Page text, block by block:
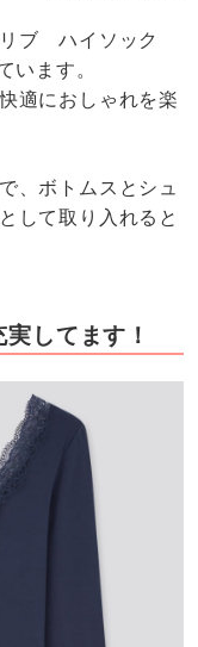
ブ ハイソック
います。
適におしゃれを楽
、ボトムスとシュ
して取り入れると
してます！